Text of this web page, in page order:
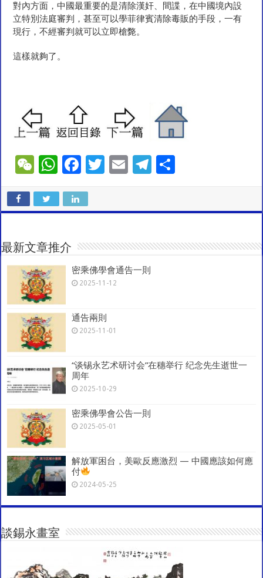
對內方面，中國最重要的是清除漢奸、間諜，在中國境內設
立特別法庭審判，甚至可以學菲律賓清除毒販的手段，一有
現行，不經審判就可以立即槍斃。
這樣就夠了。
W
C
h
at
W
at
sA
p
p
F
e
b
o
k
T
er
E
l
T
gr
a
e
最新文章推介
密乘佛學會通告一則
2025-11-12
通告兩則
2025-11-01
“谈锡永艺术研讨会”在穗举行 纪念先生逝世一
周年
2025-10-29
密乘佛學會公告一則
2025-05-01
解放軍困台，美歐反應激烈 — 中國應該如何應
付
2024-05-25
談錫永畫室